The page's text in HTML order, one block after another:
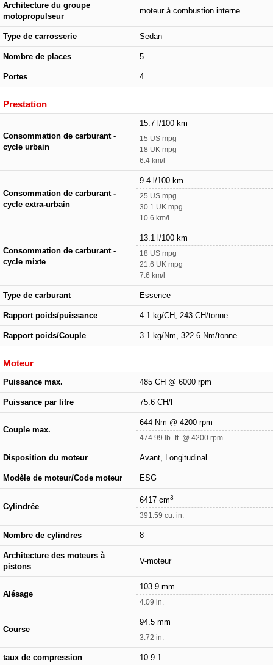
Architecture du groupe
motopropulseur
moteur à combustion interne
Type de carrosserie Sedan
Nombre de places 5
Portes 4
Prestation
Consommation de carburant -
cycle urbain
15.7 l/100 km
15 US mpg
18 UK mpg
6.4 km/l
Consommation de carburant -
cycle extra-urbain
9.4 l/100 km
25 US mpg
30.1 UK mpg
10.6 km/l
Consommation de carburant -
cycle mixte
13.1 l/100 km
18 US mpg
21.6 UK mpg
7.6 km/l
Type de carburant Essence
Rapport poids/puissance 4.1 kg/CH, 243 CH/tonne
Rapport poids/Couple 3.1 kg/Nm, 322.6 Nm/tonne
Moteur
Puissance max. 485 CH @ 6000 rpm
Puissance par litre 75.6 CH/l
Couple max.
644 Nm @ 4200 rpm
474.99 lb.-ft. @ 4200 rpm
Disposition du moteur Avant, Longitudinal
Modèle de moteur/Code moteur ESG
Cylindrée
6417 cm3
391.59 cu. in.
Nombre de cylindres 8
Architecture des moteurs à
pistons
V-moteur
Alésage
103.9 mm
4.09 in.
Course
94.5 mm
3.72 in.
taux de compression 10.9:1